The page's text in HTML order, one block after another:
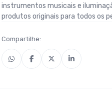
instrumentos musicais e
produtos originais para todos os
Compartilhe: